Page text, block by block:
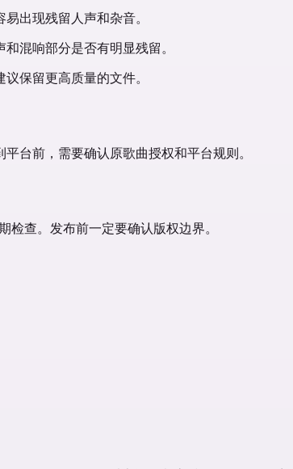
出现残留人声和杂音。
混响部分是否有明显残留。
保留更高质量的文件。
台前，需要确认原歌曲授权和平台规则。
检查。发布前一定要确认版权边界。